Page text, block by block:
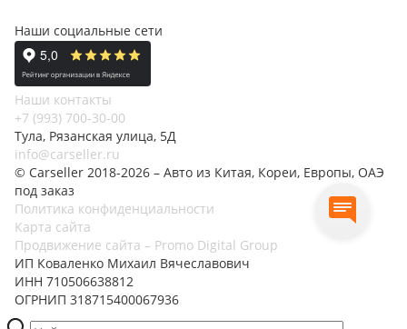
Наши социальные сети
Наши контакты
+7 (993) 700-30-00
Тула, Рязанская улица, 5Д
info@carseller.ru
© Carseller 2018-2026 – Авто из Китая, Кореи, Европы, ОАЭ
под заказ
Политика конфиденциальности
Карта сайта
Продвижение сайта – Promo Digital Group
ИП Коваленко Михаил Вячеславович
ИНН 710506638812
ОГРНИП 318715400067936